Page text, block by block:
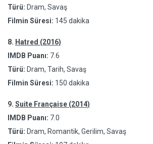
Türü: Dram, Savaş
Filmin Süresi: 145 dakika
8. Hatred (2016)
IMDB Puanı: 7.6
Türü: Dram, Tarih, Savaş
Filmin Süresi: 150 dakika
9. Suite Française (2014)
IMDB Puanı: 7.0
Türü: Dram, Romantik, Gerilim, Savaş